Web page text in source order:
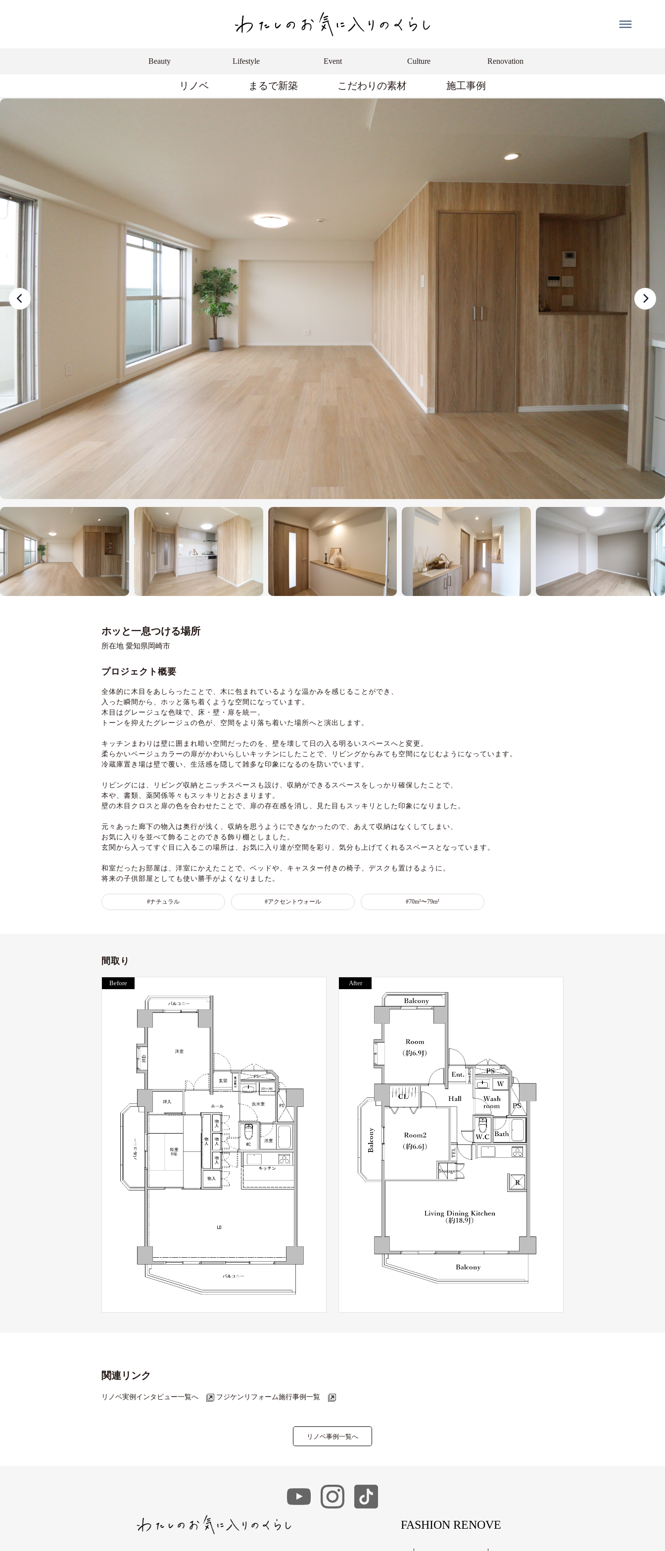
Beauty Lifestyle Event Culture Renovation
リノベ まるで新築 こだわりの素材 施工事例
ホッと一息つける場所
所在地 愛知県岡崎市
プロジェクト概要
全体的に木目をあしらったことで、木に包まれているような温かみを感じることができ、
入った瞬間から、ホッと落ち着くような空間になっています。
木目はグレージュな色味で、床・壁・扉を統一。
トーンを抑えたグレージュの色が、空間をより落ち着いた場所へと演出します。
キッチンまわりは壁に囲まれ暗い空間だったのを、壁を壊して日の入る明るいスペースへと変更。
柔らかいベージュカラーの扉がかわいらしいキッチンにしたことで、リビングからみても空間になじむようになっています。
冷蔵庫置き場は壁で覆い、生活感を隠して雑多な印象になるのを防いでいます。
リビングには、リビング収納とニッチスペースも設け、収納ができるスペースをしっかり確保したことで、
本や、書類、薬関係等々もスッキリとおさまります。
壁の木目クロスと扉の色を合わせたことで、扉の存在感を消し、見た目もスッキリとした印象になりました。
元々あった廊下の物入は奥行が浅く、収納を思うようにできなかったので、あえて収納はなくしてしまい、
お気に入りを並べて飾ることのできる飾り棚としました。
玄関から入ってすぐ目に入るこの場所は、お気に入り達が空間を彩り、気分も上げてくれるスペースとなっています。
和室だったお部屋は、洋室にかえたことで、ベッドや、キャスター付きの椅子、デスクも置けるように。
将来の子供部屋としても使い勝手がよくなりました。
#ナチュラル #アクセントウォール #70m²〜79m²
間取り
Before After
関連リンク
リノベ実例インタビュー一覧へ フジケンリフォーム施行事例一覧
リノベ事例一覧へ
FASHION RENOVE